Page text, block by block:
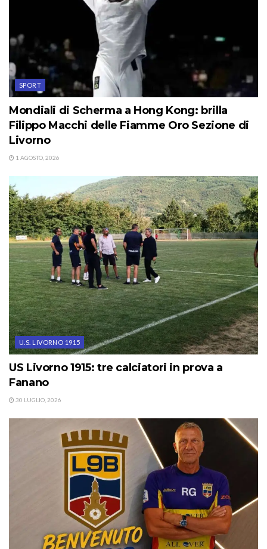
SPORT
Mondiali di Scherma a Hong Kong: brilla
Filippo Macchi delle Fiamme Oro Sezione di
Livorno
1 AGOSTO, 2026
U.S. LIVORNO 1915
US Livorno 1915: tre calciatori in prova a
Fanano
30 LUGLIO, 2026